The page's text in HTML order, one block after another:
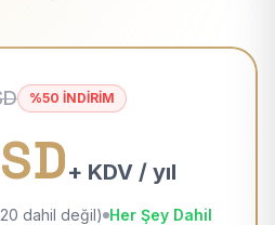
%50 İNDİRİM
+ KDV / yıl
dahil değil) Her Şey Dahil